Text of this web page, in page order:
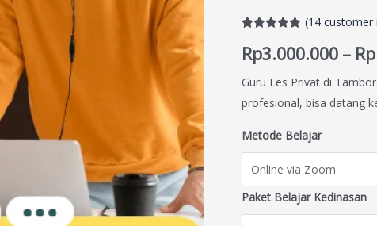
out of 5
based on
ratings
(14customer
Rp3.000.000 – Rp
Guru Les Privat di
profesional, bisa datang
Metode Belajar
Paket Belajar Kedinasan